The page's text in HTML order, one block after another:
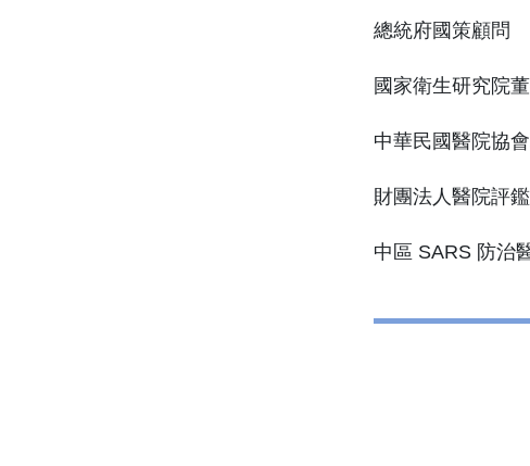
總統府國策顧問
國家衛生研究院
中華民國醫院協
財團法人醫院評
中區 SARS 防治